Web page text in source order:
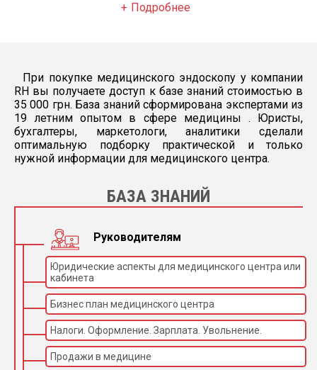
Подробнее
При покупке медицинского эндоскопу у компании
RH вы получаете доступ к базе знаний стоимостью в
35 000 грн. База знаний сформирована экспертами из
19 летним опытом в сфере медицины . Юристы,
бухгалтеры, маркетологи, аналитики сделали
оптимальную подборку практической и только
нужной информации для медицинского центра.
БАЗА ЗНАНИЙ
Руководителям
Юридические аспекты для медицинского центра или
кабинета
Бизнес план медицинского центра
Налоги. Оформление. Зарплата. Увольнение.
Продажи в медицине